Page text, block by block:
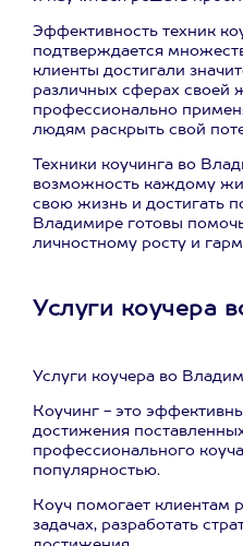
Эффективность техник
подтверждается
клиенты достигали
различных сферах своей
профессионально
людям раскрыть свой
Техники коучинга во
возможность каждому
свою жизнь и достигать
Владимире готовы
личностному росту и
Услуги коучера
Услуги коучера во
Коучинг - это
достижения
профессионального
популярностью.
Коуч помогает клиентам
задачах, разработать